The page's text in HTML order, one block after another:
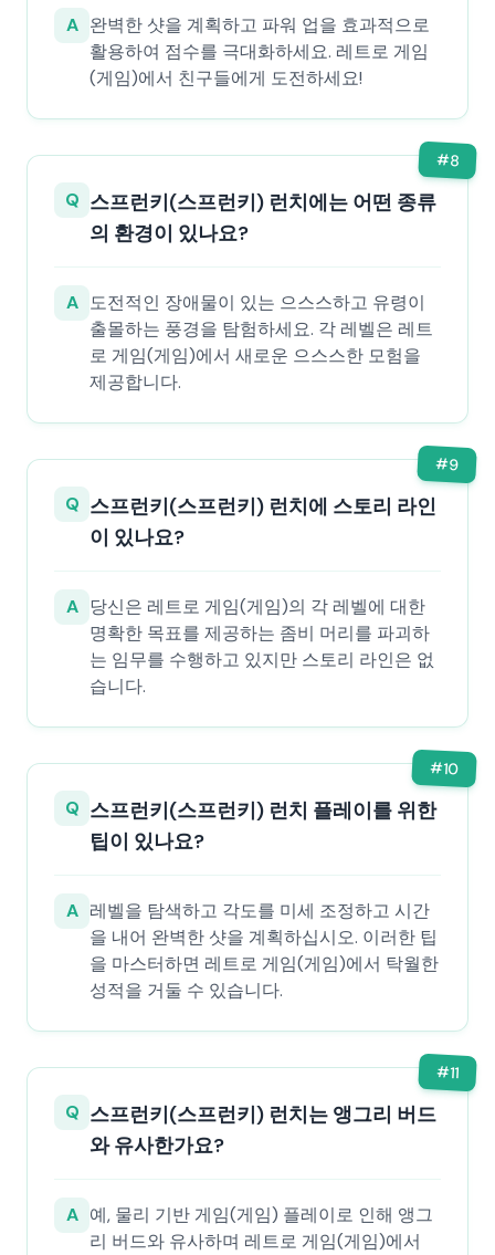
A 완벽한 샷을 계획하고 파워 업을 효과적으로
활용하여 점수를 극대화하세요. 레트로 게임
(게임)에서 친구들에게 도전하세요!
#8
Q 스프런키(스프런키) 런치에는 어떤 종류
의 환경이 있나요?
A 도전적인 장애물이 있는 으스스하고 유령이
출몰하는 풍경을 탐험하세요. 각 레벨은 레트
로 게임(게임)에서 새로운 으스스한 모험을
제공합니다.
#9
Q 스프런키(스프런키) 런치에 스토리 라인
이 있나요?
A 당신은 레트로 게임(게임)의 각 레벨에 대한
명확한 목표를 제공하는 좀비 머리를 파괴하
는 임무를 수행하고 있지만 스토리 라인은 없
습니다.
#10
Q 스프런키(스프런키) 런치 플레이를 위한
팁이 있나요?
A 레벨을 탐색하고 각도를 미세 조정하고 시간
을 내어 완벽한 샷을 계획하십시오. 이러한 팁
을 마스터하면 레트로 게임(게임)에서 탁월한
성적을 거둘 수 있습니다.
#11
Q 스프런키(스프런키) 런치는 앵그리 버드
와 유사한가요?
A 예, 물리 기반 게임(게임) 플레이로 인해 앵그
리 버드와 유사하며 레트로 게임(게임)에서